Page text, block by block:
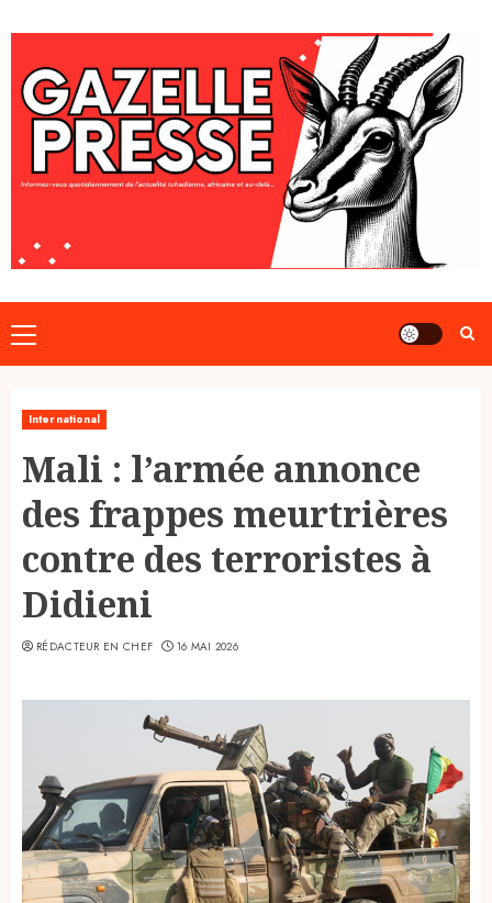
to
content
Primary
Menu
International
Mali : l’armée annonce
des frappes meurtrières
contre des terroristes à
Didieni
RÉDACTEUR EN CHEF 16 MAI 2026